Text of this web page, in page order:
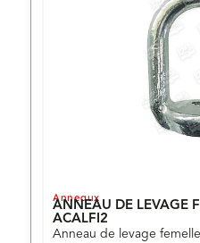
Anneaux
ANNEAU DE LEVAGE
ACALFI2
Anneau de levage